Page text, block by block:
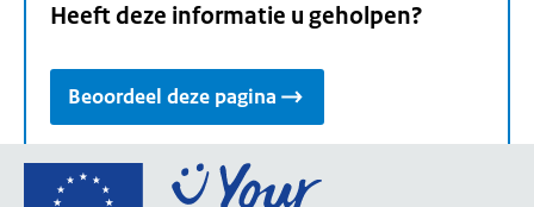
Heeft deze informatie u geholpen?
Beoordeel deze pagina
Ga